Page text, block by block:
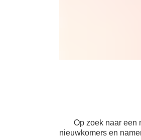
Op zoek naar een
nieuwkomers en